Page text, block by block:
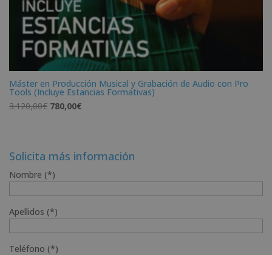
Máster en Producción Musical y Grabación de Audio con Pro
Tools (Incluye Estancias Formativas)
3.120,00€ El
3.120,00€.
780,00€
780,00€.
Solicita más información
Nombre (*)
Apellidos (*)
Teléfono (*)